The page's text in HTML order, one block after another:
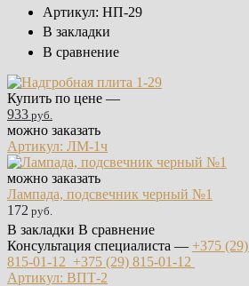
Артикул: НП-29
В закладки
В сравнение
Купить по цене —
933 руб.
можно заказать
Артикул: ЛМ-1ч
можно заказать
Лампада, подсвечник черный №1
172 руб.
В закладки В сравнение
Консультация специалиста — +375 (29)
815-01-12 +375 (29) 815-01-12
Артикул: ВПТ-2